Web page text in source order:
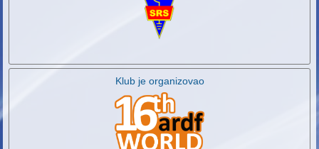
Klub je organizovao